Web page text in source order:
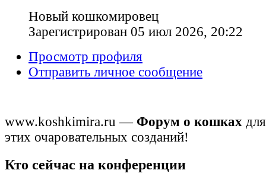
Новый кошкомировец
Зарегистрирован 05 июл 2026, 20:22
Просмотр профиля
Отправить личное сообщение
www.koshkimira.ru — Форум о кошках
этих очаровательных созданий!
Кто сейчас на конференции